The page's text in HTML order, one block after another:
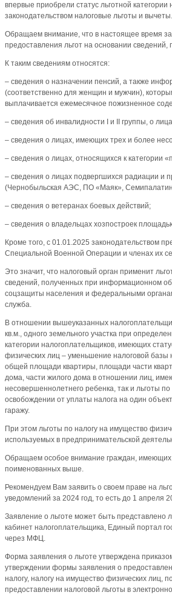
впервые приобрели статус льготной
законодательством налоговые льготы и вычеты.
Обращаем внимание, что в настоящее время
предоставления льгот на основании
К таким сведениям относятся:
– сведения о назначении пенсий, а также
(соответственно для женщин и мужчин),
выплачивается ежемесячное пожизненное
– сведения об инвалидности I и II группы, о
– сведения о лицах, имеющих трех и более
– сведения о лицах, относящихся к категории
– сведения о лицах подвергшихся радиации и
(Чернобыльская АЭС, ПО «Маяк»,
– сведения о ветеранах боевых действий;
– сведения о владельцах хозпостроек
Кроме того, с 01.01.2025 законодательством
Специальной Военной Операции и членах их
Это значит, что налоговый орган применит
сведений, полученных при информационном
соцзащиты населения и федеральными
служба.
В отношении вышеуказанных
кв.м., одного земельного участка при
категории налогоплательщиков, имеющих
физических лиц – уменьшение налоговой базы
общей площади квартиры, площади части
дома, части жилого дома в отношении лиц,
несовершеннолетнего ребенка, так и льготы
освобождении от уплаты налога на один
гаражу.
При этом льготы по налогу на имущество
используемых в предпринимательской
Обращаем особое внимание граждан, имеющих
поименованных выше.
Рекомендуем Вам заявить о своем праве на
уведомлений за 2024 год, то есть до 1 апреля
Заявление о льготе может быть представлено
кабинет налогоплательщика, Единый портал
через МФЦ.
Форма заявления о льготе утверждена
утверждении формы заявления о
налогу, налогу на имущество физических лиц,
предоставлении налоговой льготы в